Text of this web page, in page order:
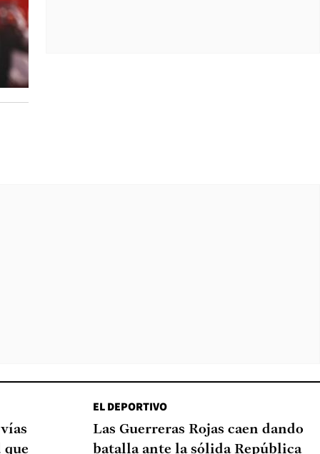
que
EL DEPORTIVO
Las Guerreras Rojas caen dando
batalla ante la sólida República